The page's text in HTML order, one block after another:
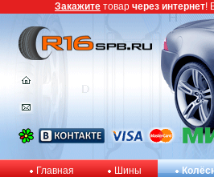
Главная Шины
Закажите товар через интернет!